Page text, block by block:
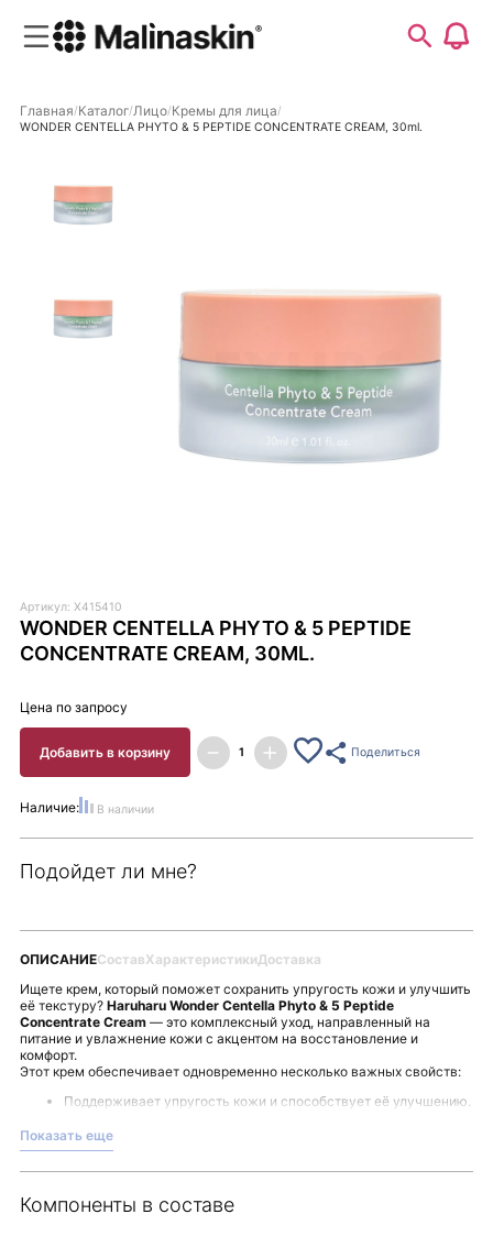
Главная Каталог Лицо Кремы для лица
WONDER CENTELLA PHYTO & 5 PEPTIDE CONCENTRATE CREAM, 30ml.
Артикул: X415410
WONDER CENTELLA PHYTO & 5 PEPTIDE
CONCENTRATE CREAM, 30ML.
Цена по запросу
Добавить в корзину Поделиться
Наличие: В наличии
Подойдет ли мне?
ОПИСАНИЕСоставХарактеристикиДоставка
Ищете крем, который поможет сохранить упругость кожи и улучшить
её текстуру? Haruharu Wonder Centella Phyto & 5 Peptide
Concentrate Cream— это комплексный уход, направленный на
питание и увлажнение кожи с акцентом на восстановление и
комфорт.
Этот крем обеспечивает одновременно несколько важных свойств:
Поддерживает упругость кожи и способствует её улучшению.
деликатное облегчение.
Активно насыщает влагой, создавая ощущение свежести и
ухоженный вид.
Показать еще
Компоненты в составе